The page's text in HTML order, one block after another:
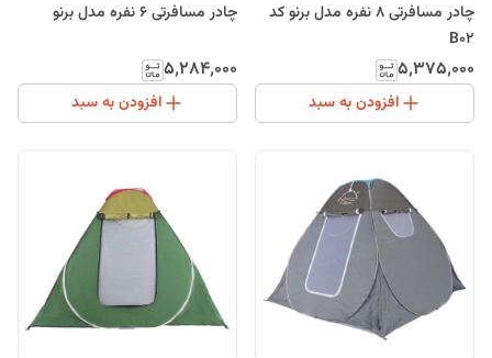
چادر مسافرتی 8 نفره مدل برنو کد
B02
۵٬۳۷۵٬۰۰۰
افزودن به سبد
چادر مسافرتی 6 نفره مدل برنو
۵٬۲۸۴٬۰۰۰
افزودن به سبد